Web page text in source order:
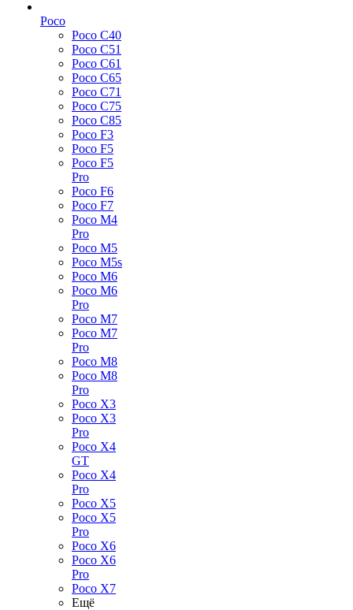
Poco
Poco C40
Poco C51
Poco C61
Poco C65
Poco C71
Poco C75
Poco C85
Poco F3
Poco F5
Poco F5
Pro
Poco F6
Poco F7
Poco M4
Pro
Poco M5
Poco M5s
Poco M6
Poco M6
Pro
Poco M7
Poco M7
Pro
Poco M8
Poco M8
Pro
Poco X3
Poco X3
Pro
Poco X4
GT
Poco X4
Pro
Poco X5
Poco X5
Pro
Poco X6
Poco X6
Pro
Poco X7
Ещё